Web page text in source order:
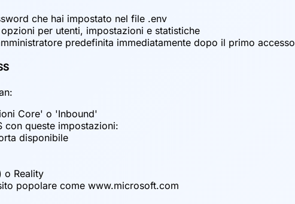
che hai impostato nel file .env
per utenti, impostazioni e statistiche
predefinita immediatamente dopo il primo accesso
Core' o 'Inbound'
con queste impostazioni:
disponibile
o Reality
popolare come www.microsoft.com